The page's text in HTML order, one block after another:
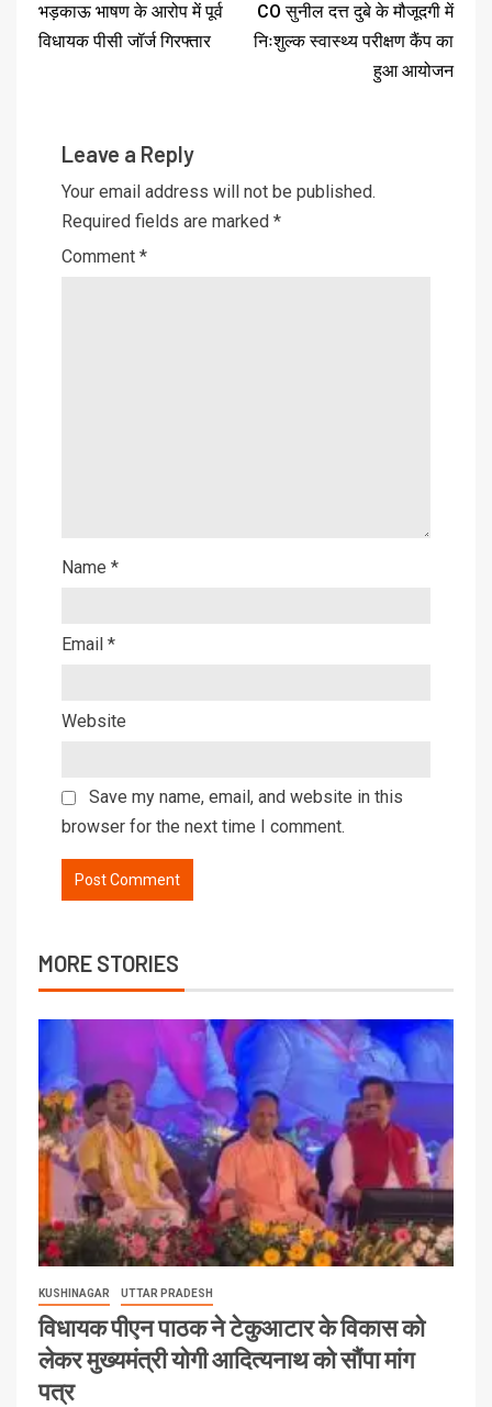
भड़काऊ भाषण के आरोप में पूर्व
विधायक पीसी जॉर्ज गिरफ्तार
CO सुनील दत्त दुबे के मौजूदगी में
निःशुल्क स्वास्थ्य परीक्षण कैंप का
हुआ आयोजन
Leave a Reply
Your email address will not be published.
Required fields are marked *
Comment *
Name *
Email *
Website
Save my name, email, and website in this
browser for the next time I comment.
MORE STORIES
KUSHINAGAR UTTAR PRADESH
विधायक पीएन पाठक ने टेकुआटार के विकास को
लेकर मुख्यमंत्री योगी आदित्यनाथ को सौंपा मांग
पत्र